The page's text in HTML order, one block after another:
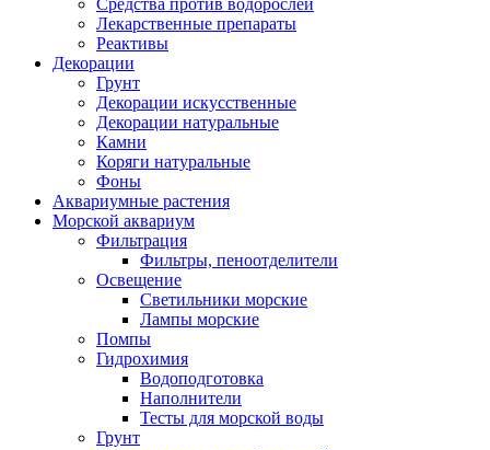
Лекарственные препараты
Реактивы
Декорации
Грунт
Декорации искусственные
Декорации натуральные
Камни
Коряги натуральные
Фоны
Аквариумные растения
Морской аквариум
Фильтрация
Фильтры, пеноотделители
Освещение
Светильники морские
Лампы морские
Помпы
Гидрохимия
Водоподготовка
Наполнители
Тесты для морской воды
Грунт